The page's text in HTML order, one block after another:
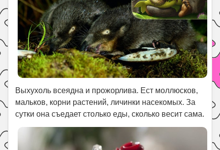
Выхухоль всеядна и прожорлива. Ест моллюсков,
мальков, корни растений, личинки насекомых. За
сутки она съедает столько еды, сколько весит сама.